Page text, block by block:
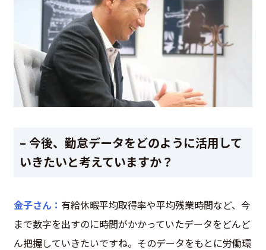
– 今後、勤怠データをどのように活用して
いきたいと考えていますか？
金子さん： 有給休暇平均取得率や平均残業時間など、今
まで数字を出すのに時間がかかっていたデータをどんど
ん把握していきたいですね。そのデータをもとに労働環